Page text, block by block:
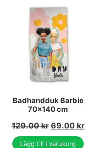
Badhandduk Barbie
70x140 cm
129.00kr 69.00 kr
Lägg till i varukorg